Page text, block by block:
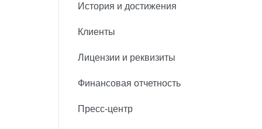
История и достижения
Клиенты
Лицензии и реквизиты
Финансовая отчетность
Пресс-центр